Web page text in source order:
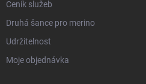
Ceník služeb
Druhá šance pro merino
Udržitelnost
Moje objednávka